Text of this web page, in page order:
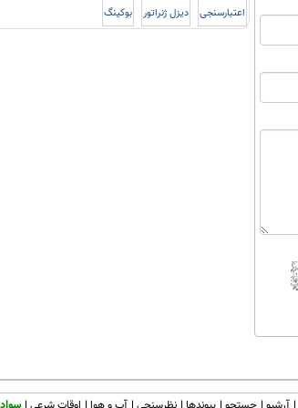
اعتبارسنجی دیزل ژنراتور بوکینگ